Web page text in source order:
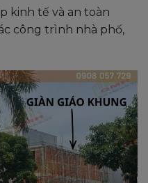
kinh tế và an toàn
công trình nhà phố,